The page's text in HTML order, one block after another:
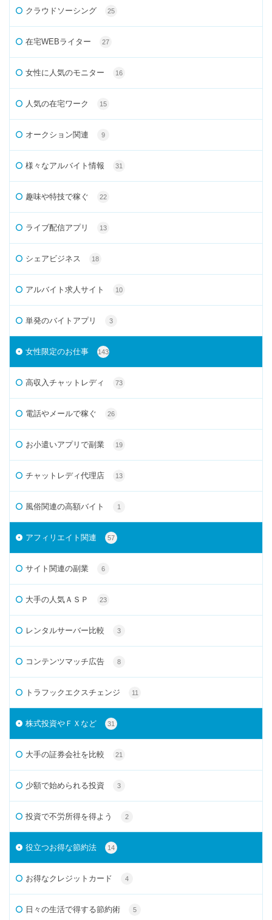
クラウドソーシング 25
在宅WEBライター 27
女性に人気のモニター 16
人気の在宅ワーク 15
オークション関連 9
様々なアルバイト情報 31
趣味や特技で稼ぐ 22
ライブ配信アプリ 13
シェアビジネス 18
アルバイト求人サイト 10
単発のバイトアプリ 3
女性限定のお仕事 143
高収入チャットレディ 73
電話やメールで稼ぐ 26
お小遣いアプリで副業 19
チャットレディ代理店 13
風俗関連の高額バイト 1
アフィリエイト関連 57
サイト関連の副業 6
大手の人気ＡＳＰ 23
レンタルサーバー比較 3
コンテンツマッチ広告 8
トラフックエクスチェンジ 11
株式投資やＦＸなど 31
大手の証券会社を比較 21
少額で始められる投資 3
投資で不労所得を得よう 2
役立つお得な節約法 14
お得なクレジットカード 4
日々の生活で得する節約術 5